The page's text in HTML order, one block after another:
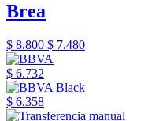
Brea
$ 8.800 $ 7.480
$ 6.732
$ 6.358